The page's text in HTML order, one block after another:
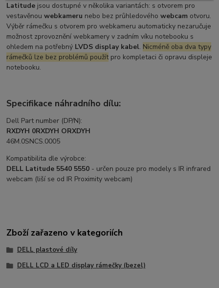
Latitude jsou dostupné v několika variantách: s otvorem pro
vestavěnouwebkameru nebo bez průhledovéhowebcam otvoru.
Výběr rámečku s otvorem pro webkameru automaticky nezaručuje
možnost zprovoznění webkamery v zadním víku notebooku s
ohledem na potřebný LVDS display kabel. Nicméně oba dva typy
rámečků lze bez problémů použítpro kompletaci či opravu displeje
notebooku.
Specifikace náhradního dílu:
Dell Part number (DP/N):
RXDYH 0RXDYH ORXDYH
46M.0SNCS.0005
Kompatibilita dle výrobce:
DELL Latitude 5540 5550 - určen pouze pro modely s IR infrared
webcam (liší se od IR Proximity webcam)
Zboží zařazeno v kategoriích
DELL plastové díly
DELL LCD a LED display rámečky (bezel)